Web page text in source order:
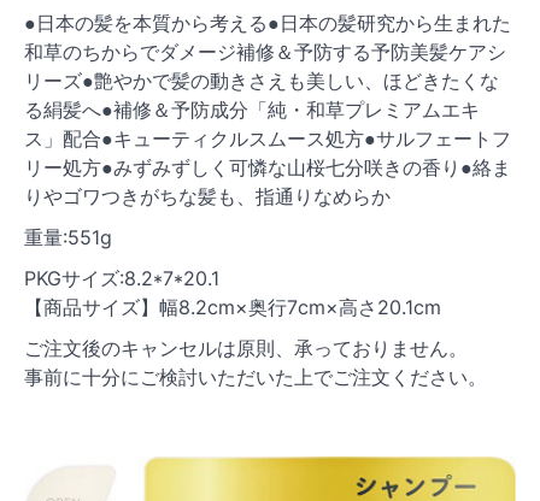
●日本の髪を本質から考える●日本の髪研究から生まれた
和草のちからでダメージ補修＆予防する予防美髪ケアシ
リーズ●艶やかで髪の動きさえも美しい、ほどきたくな
る絹髪へ●補修＆予防成分「純・和草プレミアムエキ
ス」配合●キューティクルスムース処方●サルフェートフ
リー処方●みずみずしく可憐な山桜七分咲きの香り●絡ま
りやゴワつきがちな髪も、指通りなめらか
重量:551g
PKGサイズ:8.2*7*20.1
【商品サイズ】幅8.2cm×奥行7cm×高さ20.1cm
ご注文後のキャンセルは原則、承っておりません。
事前に十分にご検討いただいた上でご注文ください。